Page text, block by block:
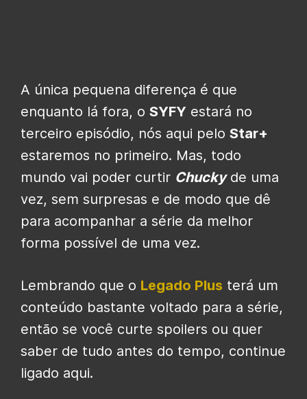
A única pequena diferença é que
enquanto lá fora, o SYFY estará no
terceiro episódio, nós aqui pelo Star+
estaremos no primeiro. Mas, todo
mundo vai poder curtir Chuckyde uma
vez, sem surpresas e de modo que dê
para acompanhar a série da melhor
forma possível de uma vez.
Lembrando que o Legado Plus terá um
conteúdo bastante voltado para a série,
então se você curte spoilers ou quer
saber de tudo antes do tempo, continue
ligado aqui.